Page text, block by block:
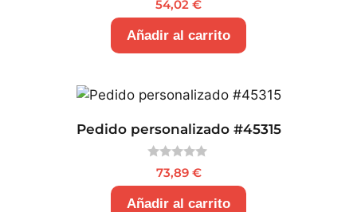
5
54,02 €
Añadir al carrito
Pedido personalizado #45315
5
73,89 €
Añadir al carrito